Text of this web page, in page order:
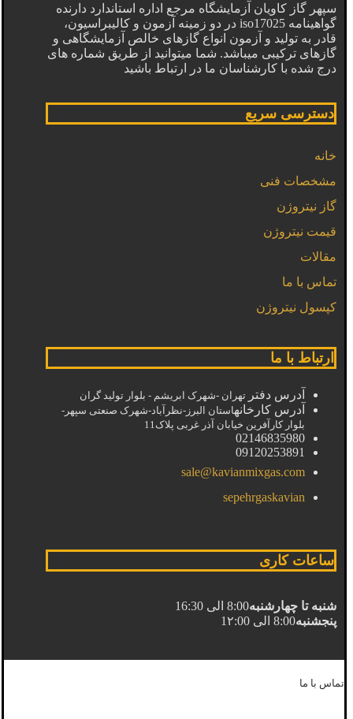
سپهر گاز کاویان آزمایشگاه مرجع اداره استاندارد دارنده
گواهینامه iso17025 در دو زمینه آزمون و کالیبراسیون،
قادر به تولید و آزمون انواع گازهای خالص آزمایشگاهی و
گازهای ترکیبی میباشد. شما میتوانید از طریق شماره های
درج شده با کارشناسان ما در ارتباط باشید
دسترسی سریع
خانه
مشخصات فنی
گاز نیتروژن
قیمت نیتروژن
مقالات
تماس با ما
کپسول نیتروژن
ارتباط با ما
آدرس دفتر تهران -شهرک ابریشم - بلوار تولید گران
آدرس کارخانهاستان البرز-نظرآباد-شهرک صنعتی سپهر-
بلوار کارآفرین خیابان آذر غربی پلاک11
02146835980
09120253891
sale@kavianmixgas.com
sepehrgaskavian
ساعات کاری
شنبه تا چهارشنبه8:00 الی 16:30
پنجشنبه8:00 الی 1۲:00
تماس با ما